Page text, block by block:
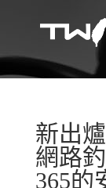
新出
網路
365的